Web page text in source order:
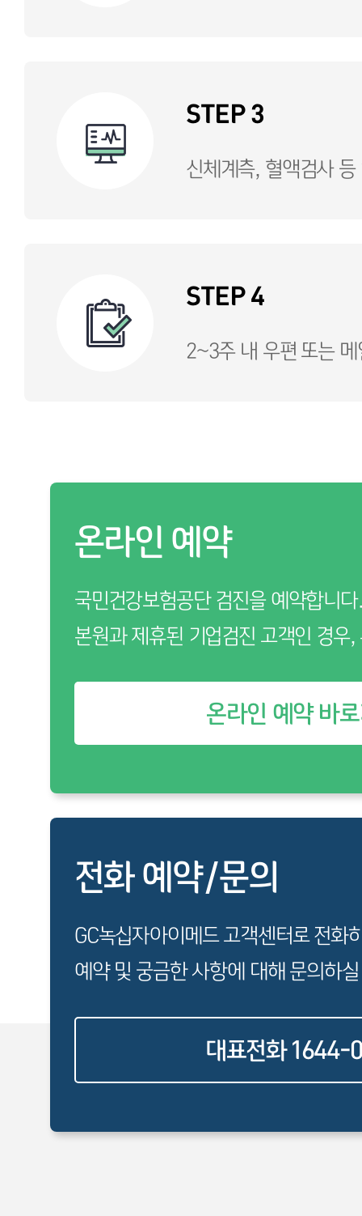
STEP 3
신체계측, 혈액검사
STEP 4
2~3주 내 우편 또는
온라인 예약
국민건강보험공단 검진을 예약합니
본원과 제휴된 기업검진 고객인 경우
온라인 예약 바
전화 예약/문의
GC녹십자아이메드 고객센터로 전화
예약 및 궁금한 사항에 대해 문의하
대표전화 1644-